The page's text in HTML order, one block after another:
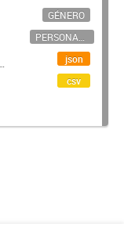
GÉNERO
PERSONAL CIENTÍFICO-TECNOLÓGICO
json
csv